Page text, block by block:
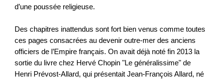
d’une poussée religieuse.
Des chapitres inattendus sont fort bien venus comme toutes
ces pages consacrées au devenir outre-mer des anciens
officiers de l’Empire français. On avait déjà noté fin 2013 la
sortie du livre chez Hervé Chopin "Le généralissime" de
Henri Prévost-Allard, qui présentait Jean-François Allard, né